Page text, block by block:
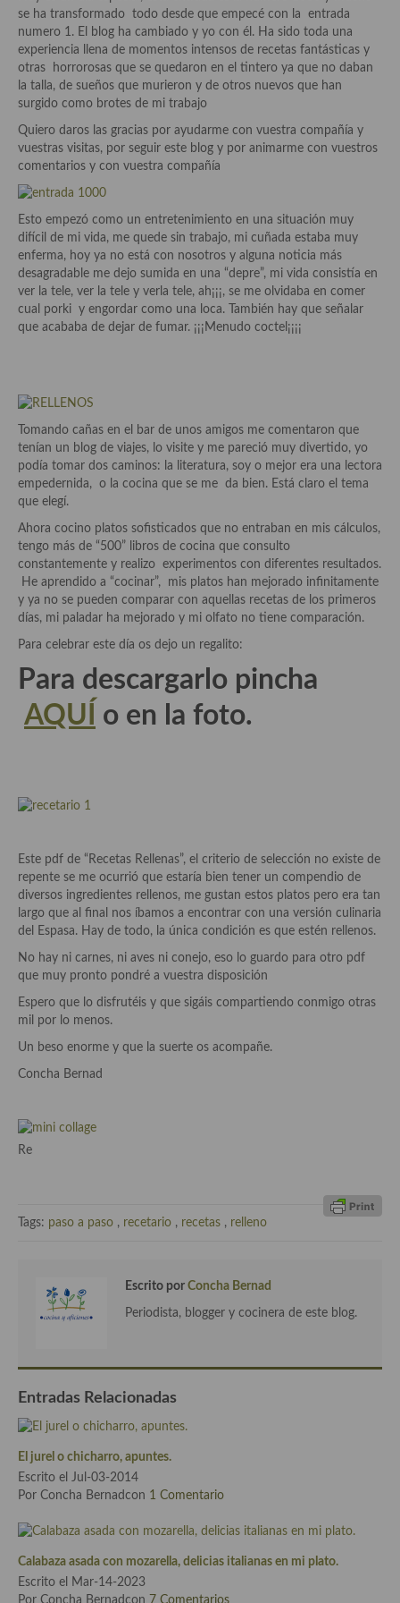
Historia de la gastronomía, platos celebres, cocineros, críticos,
historias culinarias y otras cosas
Origen y evolución de la comida
Protocolo y buenas maneras.
Ocio – restaurantes, bares, tabernas
Viajes eno-gastro-turísticos
En El Candelero
Las opiniones de la «Cocinera»
Prensa
Recetas
aditivos
Especias, mezclas de especias
Hierbas aromáticas
Aceites
Mojos y pastas
Sales y polvos
Salsas y mojos
Adobos
Aperitivos
demás
Ensaladas
Entrantes
Gazpachos, salmorejos, sopas y cremas frías
Pasta
Cuscús
Carne
Quesos, recetas
Salazones y encurtidos
Recetas Especiales
Recetas de Cuaresma
Recetas maridadas con los mejores AOVES
se ha transformado todo desde que empecé con la entrada
numero 1. El blog ha cambiado y yo con él. Ha sido toda una
experiencia llena de momentos intensos de recetas fantásticas y
otras horrorosas que se quedaron en el tintero ya que no daban
la talla, de sueños que murieron y de otros nuevos que han
surgido como brotes de mi trabajo
Quiero daros las gracias por ayudarme con vuestra compañía y
vuestras visitas, por seguir este blog y por animarme con vuestros
comentarios y con vuestra compañía
Esto empezó como un entretenimiento en una situación muy
difícil de mi vida, me quede sin trabajo, mi cuñada estaba muy
enferma, hoy ya no está con nosotros y alguna noticia más
desagradable me dejo sumida en una “depre”, mi vida consistía en
ver la tele, ver la tele y verla tele, ah¡¡¡, se me olvidaba en comer
cual porki y engordar como una loca. También hay que señalar
que acababa de dejar de fumar. ¡¡¡Menudo coctel¡¡¡¡
Tomando cañas en el bar de unos amigos me comentaron que
tenían un blog de viajes, lo visite y me pareció muy divertido, yo
podía tomar dos caminos: la literatura, soy o mejor era una lectora
empedernida, o la cocina que se me da bien. Está claro el tema
que elegí.
Ahora cocino platos sofisticados que no entraban en mis cálculos,
tengo más de “500” libros de cocina que consulto
constantemente y realizo experimentos con diferentes resultados.
He aprendido a “cocinar”, mis platos han mejorado infinitamente
y ya no se pueden comparar con aquellas recetas de los primeros
días, mi paladar ha mejorado y mi olfato no tiene comparación.
Para celebrar este día os dejo un regalito:
Para descargarlo pincha
AQUÍ
o en la foto.
Este pdf de “Recetas Rellenas”, el criterio de selección no existe de
repente se me ocurrió que estaría bien tener un compendio de
diversos ingredientes rellenos, me gustan estos platos pero era tan
largo que al final nos íbamos a encontrar con una versión culinaria
del Espasa. Hay de todo, la única condición es que estén rellenos.
No hay ni carnes, ni aves ni conejo, eso lo guardo para otro pdf
que muy pronto pondré a vuestra disposición
Espero que lo disfrutéis y que sigáis compartiendo conmigo otras
mil por lo menos.
Un beso enorme y que la suerte os acompañe.
Concha Bernad
Re
Tags: paso a paso , recetario , recetas , relleno
Escrito por Concha Bernad
Periodista, blogger y cocinera de este blog.
Entradas Relacionadas
El jurel o chicharro, apuntes.
Escrito el Jul-03-2014
Por Concha Bernadcon 1 Comentario
Calabaza asada con mozarella, delicias italianas en mi plato.
Escrito el Mar-14-2023